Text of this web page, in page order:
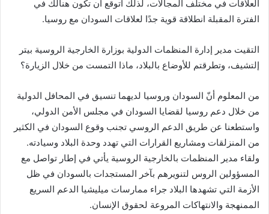
العلاقات في مختلف المجالات، لذلك أتوقع أن تكون هنالك في
الفترة المقبلة انطلاقة قوية جدًا لعلاقات السودان مع روسيا.
التقيت مدير إدارة المنظمات الدولية بوزارة الخارجية الروسية بيتر
إلتشيف، وتطرقتم للأوضاع بالبلاد، ماذا التمست من خلال الزيارة؟
من المعلوم أنّ السودان وروسيا لديهما تنسيق في المحافل الدولية
من خلال دعم روسيا لقضايا السودان في مجلس الأمن الدولي،
واستطعنا عن طريق الدعم الروسي تجنب وقوع السودان في الكثير
من المنزلقات ومشاريع القرارات التي تهدد وحدة البلاد وسيادته.
ولقاء مدير المنظمات بالخارجية الروسية يأتي في إطار تواصل مع
المسؤولين الروس لتنويرهم بآخر المستجدات بالسودان في ظل
الأزمة التي تشهدها البلاد جراء ممارسات ميليشيا الدعم السريع
الممنهجة والانتهاكات المروعة لحقوق الإنسان.